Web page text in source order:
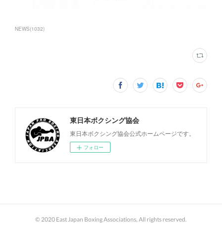
NEWS(1032)
東日本ボクシング協会
東日本ボクシング協会公式ホームページです。
フォロー
© 2020 East Japan Boxing Associations, All rights reserved.